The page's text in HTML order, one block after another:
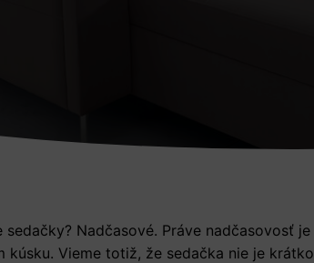
Nadčasové. Práve nadčasovosť
kúsku. Vieme totiž, že sedačka nie je